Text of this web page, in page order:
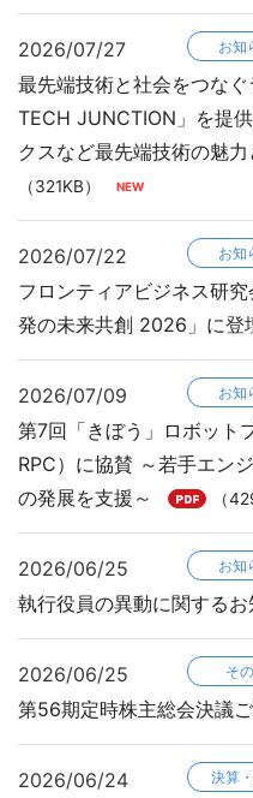
2026/07/27 お知
最先端技術と社会をつな
TECH JUNCTION」を提
クスなど最先端技術の魅
（321KB）
2026/07/22 お知
フロンティアビジネス研
発の未来共創 2026」に登
2026/07/09 お知
第7回「きぼう」ロボット
RPC）に協賛 ～若手エン
の発展を支援～
（
2026/06/25 お知
執行役員の異動に関する
2026/06/25 そ
第56期定時株主総会決議
2026/06/24 決算